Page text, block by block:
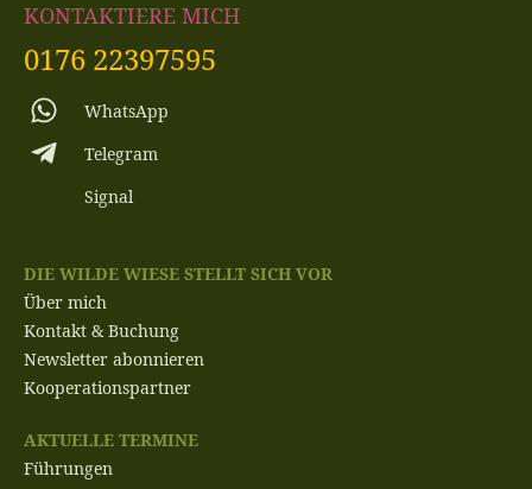
KONTAKTIERE MICH
0176 22397595
WhatsApp
Telegram
Signal
DIE WILDE WIESE STELLT SICH VOR
Über mich
Kontakt & Buchung
Newsletter abonnieren
Kooperationspartner
AKTUELLE TERMINE
Führungen